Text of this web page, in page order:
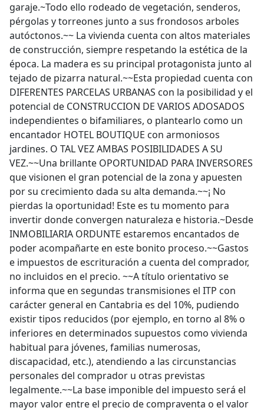
garaje.~Todo ello rodeado de vegetación, senderos,
pérgolas y torreones junto a sus frondosos arboles
autóctonos.~~ La vivienda cuenta con altos materiales
de construcción, siempre respetando la estética de la
época. La madera es su principal protagonista junto al
tejado de pizarra natural.~~Esta propiedad cuenta con
DIFERENTES PARCELAS URBANAS con la posibilidad y el
potencial de CONSTRUCCION DE VARIOS ADOSADOS
independientes o bifamiliares, o plantearlo como un
encantador HOTEL BOUTIQUE con armoniosos
jardines. O TAL VEZ AMBAS POSIBILIDADES A SU
VEZ.~~Una brillante OPORTUNIDAD PARA INVERSORES
que visionen el gran potencial de la zona y apuesten
por su crecimiento dada su alta demanda.~~¡ No
pierdas la oportunidad! Este es tu momento para
invertir donde convergen naturaleza e historia.~Desde
INMOBILIARIA ORDUNTE estaremos encantados de
poder acompañarte en este bonito proceso.~~Gastos
e impuestos de escrituración a cuenta del comprador,
no incluidos en el precio. ~~A título orientativo se
informa que en segundas transmisiones el ITP con
carácter general en Cantabria es del 10%, pudiendo
existir tipos reducidos (por ejemplo, en torno al 8% o
inferiores en determinados supuestos como vivienda
habitual para jóvenes, familias numerosas,
discapacidad, etc.), atendiendo a las circunstancias
personales del comprador u otras previstas
legalmente.~~La base imponible del impuesto será el
mayor valor entre el precio de compraventa o el valor